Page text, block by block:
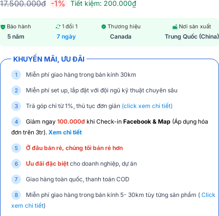
17.500.000đ -1% Tiết kiệm: 200.000₫
Bảo hành
5 năm
1 đổi 1
7 ngày
Thương hiệu
Canada
Nơi sản xuất
Trung Quốc (China)
KHUYẾN MÃI, ƯU ĐÃI
Miễn phí giao hàng trong bán kính 30km
Miễn phí set up, lắp đặt với đội ngũ kỹ thuật chuyên sâu
Trả góp chỉ từ 1%, thủ tục đơn giản (click xem chi tiết)
Giảm ngay 100.000đ khi Check-in Facebook & Map (Áp dụng hóa
đơn trên 3tr). Xem chi tiết
Ở đâu bán rẻ, chúng tôi bán rẻ hơn
Ưu đãi đặc biệt cho doanh nghiệp, dự án
Giao hàng toàn quốc, thanh toán COD
Miễn phí giao hàng trong bán kính 5- 30km tùy từng sản phẩm ( Click
xem chi tiết)